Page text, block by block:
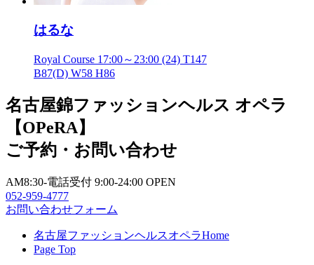
はるな
Royal Course 17:00～23:00 (24) T147
B87(D) W58 H86
名古屋錦ファッションヘルス オペラ
【OPeRA】
ご予約・お問い合わせ
AM8:30-電話受付 9:00-24:00 OPEN
052-959-4777
お問い合わせフォーム
名古屋ファッションヘルスオペラHome
Page Top